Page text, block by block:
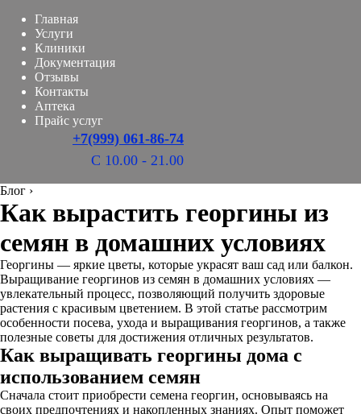
Главная
Услуги
Клиники
Документация
Отзывы
Контакты
Аптека
Прайс услуг
+7(999) 061-86-74
С 10.00 - 21.00
Блог ›
Как вырастить георгины из
семян в домашних условиях
Георгины — яркие цветы, которые украсят ваш сад или балкон.
Выращивание георгинов из семян в домашних условиях —
увлекательный процесс, позволяющий получить здоровые
растения с красивым цветением. В этой статье рассмотрим
особенности посева, ухода и выращивания георгинов, а также
полезные советы для достижения отличных результатов.
Как выращивать георгины дома с
использованием семян
Сначала стоит приобрести семена георгин, основываясь на
своих предпочтениях и накопленных знаниях. Опыт поможет